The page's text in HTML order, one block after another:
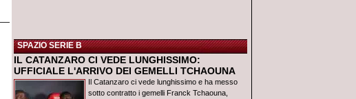
SPAZIO SERIE B
IL CATANZARO CI VEDE LUNGHISSIMO:
UFFICIALE L'ARRIVO DEI GEMELLI TCHAOUNA
Il Catanzaro ci vede lunghissimo e ha messo
sotto contratto i gemelli Franck Tchaouna,